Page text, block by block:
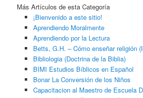
Más Artículos de esta Categoría
¡Bienvenido a este sitio!
Aprendiendo Moralmente
Aprendiendo por la Lectura
Betts, G.H. – Cómo enseñar religión
Bibliologia (Doctrina de la Biblia)
BIMI Estudios Bíblicos en Español
Bonar La Conversión de los Niños
Capacitacion al Maestro de Escuela